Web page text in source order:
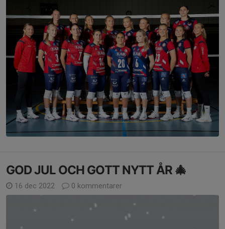
GOD JUL OCH GOTT NYTT ÅR 🎄
16 dec 2022 0 kommentarer